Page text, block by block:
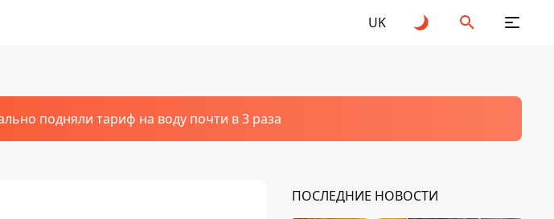
UK
подняли тариф на воду почти в 3 раза
ПОСЛЕДНИЕ НОВОСТИ